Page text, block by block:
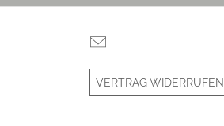
VERTRAG WIDERRUFEN